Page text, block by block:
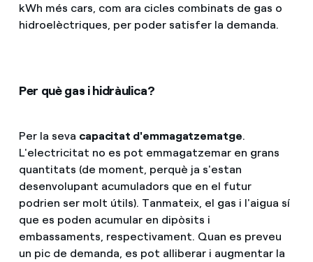
kWh més cars, com ara cicles combinats de gas o
hidroelèctriques, per poder satisfer la demanda.
Per què gas i hidràulica?
Per la seva capacitat d'emmagatzematge.
L'electricitat no es pot emmagatzemar en grans
quantitats (de moment, perquè ja s'estan
desenvolupant acumuladors que en el futur
podrien ser molt útils). Tanmateix, el gas i l'aigua sí
que es poden acumular en dipòsits i
embassaments, respectivament. Quan es preveu
un pic de demanda, es pot alliberar i augmentar la